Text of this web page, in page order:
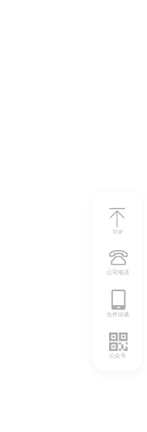
TOP
公司电话
合作洽谈
公众号